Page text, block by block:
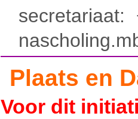
Plaats en
Voor dit